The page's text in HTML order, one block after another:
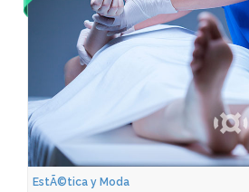
EstÃ©tica y Moda